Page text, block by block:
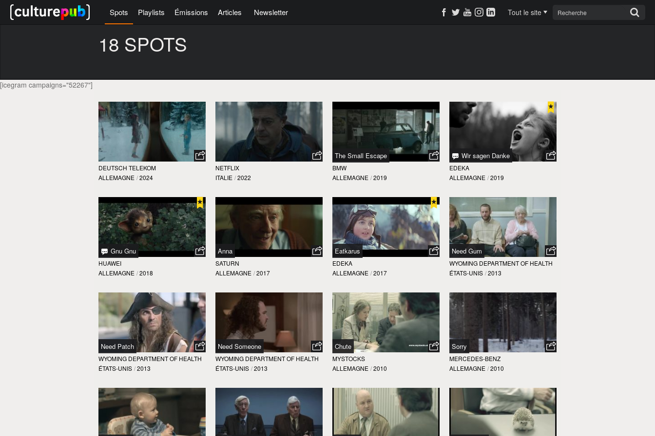
Spots Playlists Émissions Articles Newsletter Tout le site
18 SPOTS
[icegram campaigns="52267"]
DEUTSCH TELEKOM
ALLEMAGNE / 2024
NETFLIX
ITALIE / 2022
The Small Escape
BMW
ALLEMAGNE / 2019
Wir sagen Danke
EDEKA
ALLEMAGNE / 2019
Gnu Gnu
HUAWEI
ALLEMAGNE / 2018
Anna
SATURN
ALLEMAGNE / 2017
Eatkarus
EDEKA
ALLEMAGNE / 2017
Need Gum
WYOMING DEPARTMENT OF HEALTH
ÉTATS-UNIS / 2013
Need Patch
WYOMING DEPARTMENT OF HEALTH
ÉTATS-UNIS / 2013
Need Someone
WYOMING DEPARTMENT OF HEALTH
ÉTATS-UNIS / 2013
Chute
MYSTOCKS
ALLEMAGNE / 2010
Sorry
MERCEDES-BENZ
ALLEMAGNE / 2010